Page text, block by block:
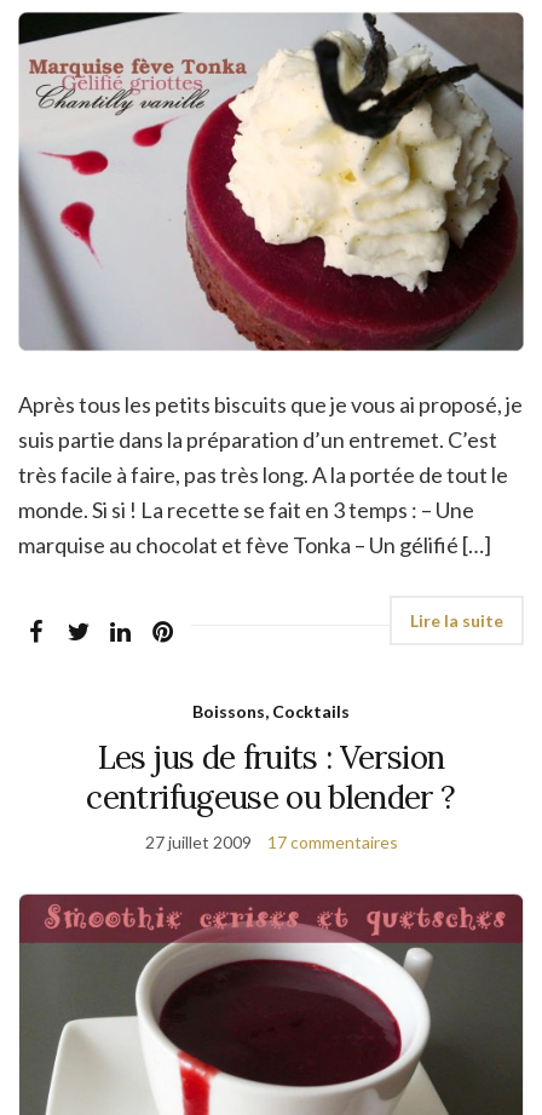
Après tous les petits biscuits que je vous ai proposé, je
suis partie dans la préparation d’un entremet. C’est
très facile à faire, pas très long. A la portée de tout le
monde. Si si ! La recette se fait en 3 temps : – Une
marquise au chocolat et fève Tonka – Un gélifié […]
Boissons, Cocktails
Les jus de fruits : Version
centrifugeuse ou blender ?
27 juillet 2009 17 commentaires